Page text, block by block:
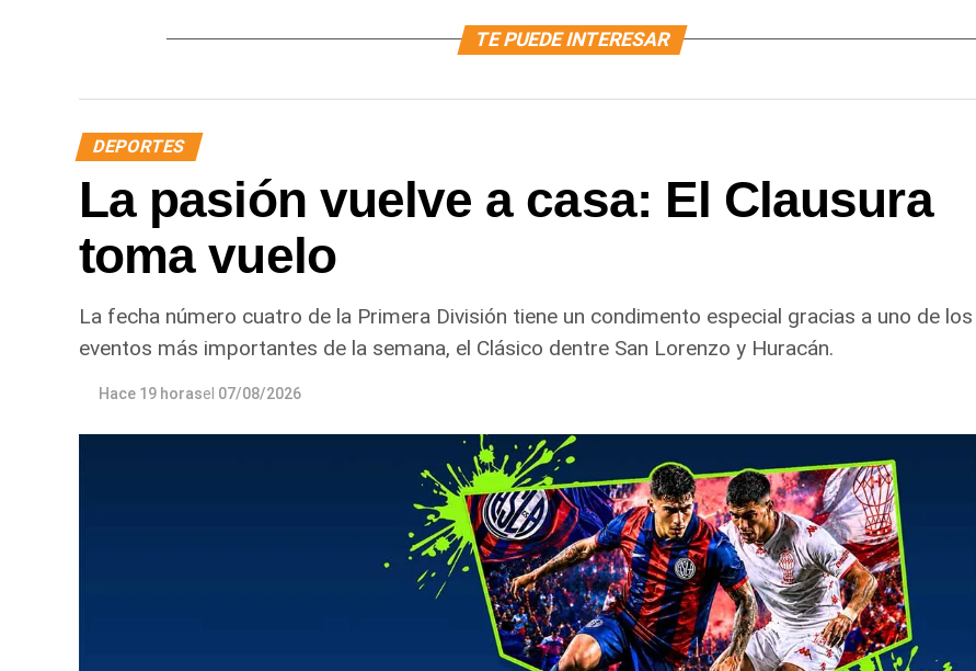
TE PUEDE INTERESAR
DEPORTES
La pasión vuelve a casa: El Clausura
toma vuelo
La fecha número cuatro de la Primera División tiene un condimento especial gracias a uno de los
eventos más importantes de la semana, el Clásico dentre San Lorenzo y Huracán.
Hace 19 horasel 07/08/2026